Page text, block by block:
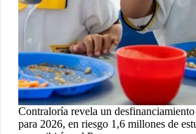
Contraloría revela un
para 2026, en riesgo 1,6 millones de